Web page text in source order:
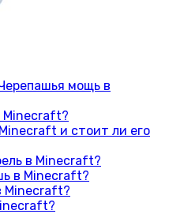
мощь в
Minecraft?
и стоит ли его
в Minecraft?
в Minecraft?
Minecraft?